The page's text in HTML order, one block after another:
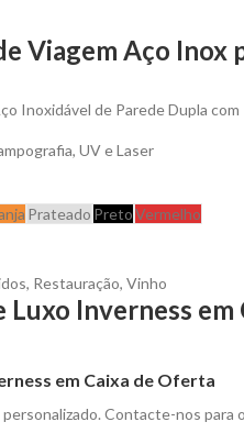
Viagem Aço Inox
Inoxidável de Parede Dupla com
UV e Laser
Prateado PretoVermelho
, Restauração, Vinho
Inverness
em Caixa de Oferta
Contacte-nos